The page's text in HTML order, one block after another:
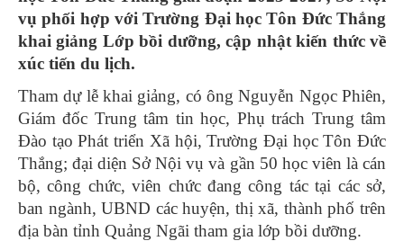
vụ phối hợp với Trường Đại học Tôn Đức Thắng
khai giảng Lớp bồi dưỡng, cập nhật kiến thức về
xúc tiến du lịch.
Tham dự lễ khai giảng, có ông Nguyễn Ngọc Phiên,
Giám đốc Trung tâm tin học, Phụ trách Trung tâm
Đào tạo Phát triển Xã hội, Trường Đại học Tôn Đức
Thắng; đại diện Sở Nội vụ và gần 50 học viên là cán
bộ, công chức, viên chức đang công tác tại các sở,
ban ngành, UBND các huyện, thị xã, thành phố trên
địa bàn tỉnh Quảng Ngãi tham gia lớp bồi dưỡng.